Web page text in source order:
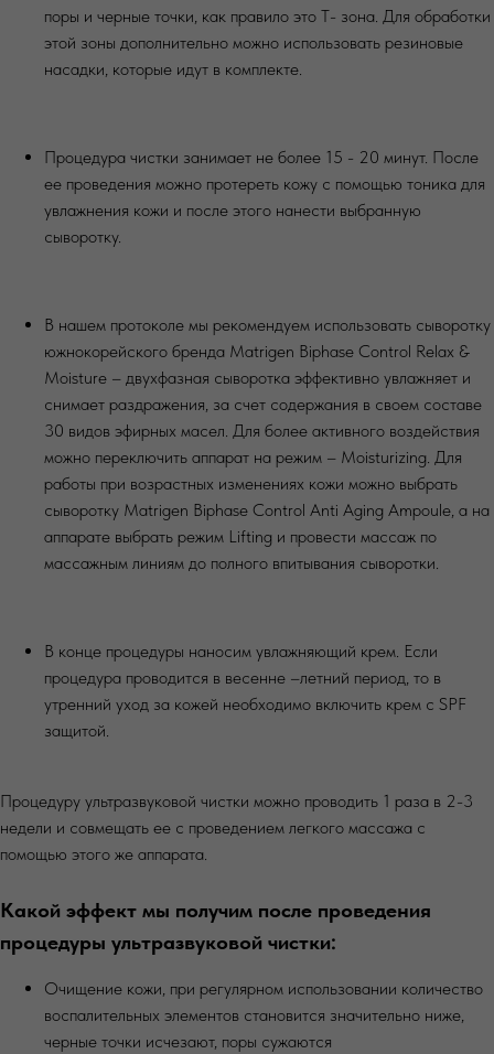
поры и черные точки, как правило это Т- зона. Для обработки
этой зоны дополнительно можно использовать резиновые
насадки, которые идут в комплекте.
Процедура чистки занимает не более 15 - 20 минут. После
ее проведения можно протереть кожу с помощью тоника для
увлажнения кожи и после этого нанести выбранную
сыворотку.
В нашем протоколе мы рекомендуем использовать сыворотку
южнокорейского бренда Matrigen Biphase Control Relax &
Moisture – двухфазная сыворотка эффективно увлажняет и
снимает раздражения, за счет содержания в своем составе
30 видов эфирных масел. Для более активного воздействия
можно переключить аппарат на режим – Moisturizing. Для
работы при возрастных изменениях кожи можно выбрать
сыворотку Matrigen Biphase Control Anti Aging Ampoule, а на
аппарате выбрать режим Lifting и провести массаж по
массажным линиям до полного впитывания сыворотки.
В конце процедуры наносим увлажняющий крем. Если
процедура проводится в весенне –летний период, то в
утренний уход за кожей необходимо включить крем с SPF
защитой.
Процедуру ультразвуковой чистки можно проводить 1 раза в 2-3
недели и совмещать ее с проведением легкого массажа с
помощью этого же аппарата.
Какой эффект мы получим после проведения
процедуры ультразвуковой чистки:
Очищение кожи, при регулярном использовании количество
воспалительных элементов становится значительно ниже,
черные точки исчезают, поры сужаются